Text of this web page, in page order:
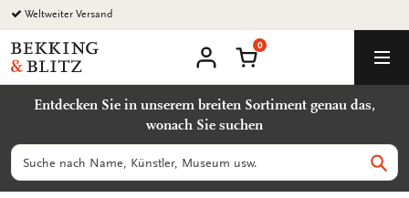
Zurück
zum
Inhalt
Weltweiter Versand
Bekking
&
Uitgevers
Warenkorb
0
Entdecken Sie in unserem breiten Sortiment genau das,
wonach Sie suchen
Suchen